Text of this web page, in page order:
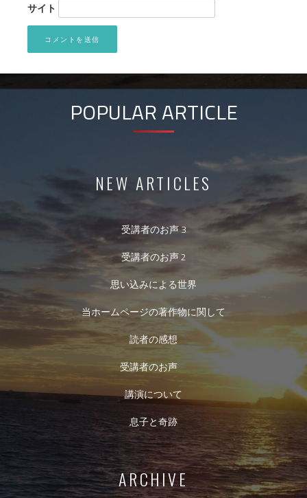
サイト
POPULAR ARTICLE
NEW ARTICLES
受講者のお声 3
受講者のお声 2
思い込みによる世界
当ホームページの著作物に関して
読者の感想
受講者のお声
講演について
息子と奇跡
ARCHIVE